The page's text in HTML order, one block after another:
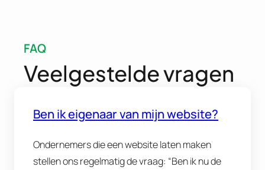
FAQ
Veelgestelde vragen
Ben ik eigenaar van mijn website?
Ondernemers die een website laten maken
stellen ons regelmatig de vraag: “Ben ik nu de